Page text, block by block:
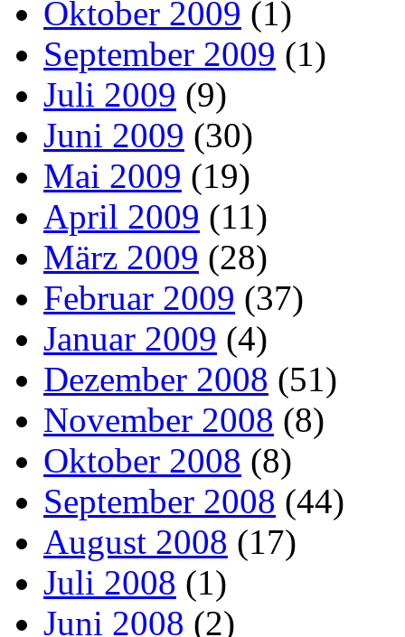
Oktober 2009 (1)
September 2009 (1)
Juli 2009 (9)
Juni 2009 (30)
Mai 2009 (19)
April 2009 (11)
März 2009 (28)
Februar 2009 (37)
Januar 2009 (4)
Dezember 2008 (51)
November 2008 (8)
Oktober 2008 (8)
September 2008 (44)
August 2008 (17)
Juli 2008 (1)
Juni 2008 (2)